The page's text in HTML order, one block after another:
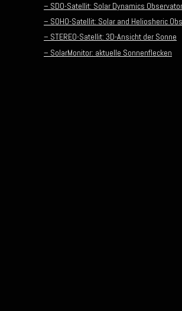
– SDO-Satellit: Solar Dynamics
– SOHO-Satellit: Solar and Heliosheric
– STEREO-Satellit: 3D-Ansicht der Sonne
– SolarMonitor: aktuelle Sonnenflecken